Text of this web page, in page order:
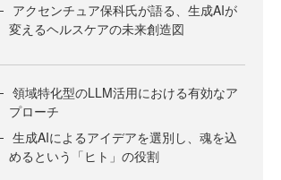
アクセンチュア保科氏が語る、生成AIが
変えるヘルスケアの未来創造図
領域特化型のLLM活用における有効なア
プローチ
生成AIによるアイデアを選別し、魂を込
めるという「ヒト」の役割